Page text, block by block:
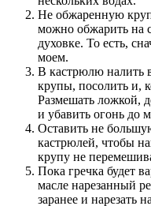
Не обжаренную
можно обжарить на
духовке. То есть,
моем.
В кастрюлю налить
крупы, посолить и,
Размешать ложкой,
и убавить огонь до
Оставить не
кастрюлей, чтобы
крупу не
Пока гречка будет
масле нарезанный
заранее и нарезать